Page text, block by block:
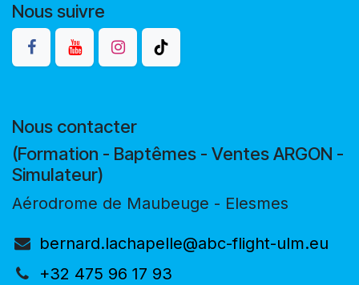
Nous suivre
Nous contacter
(Formation - Baptêmes - Ventes ARGON -
Simulateur)
Aérodrome de Maubeuge - Elesmes
bernard.lachapelle@abc-flight-ulm.eu
+32 475 96 17 93